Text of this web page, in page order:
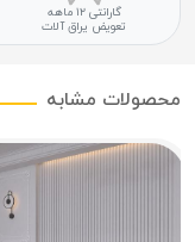
گارانتی ۱۲ ماهه
تعویض یراق آلات
مشابه